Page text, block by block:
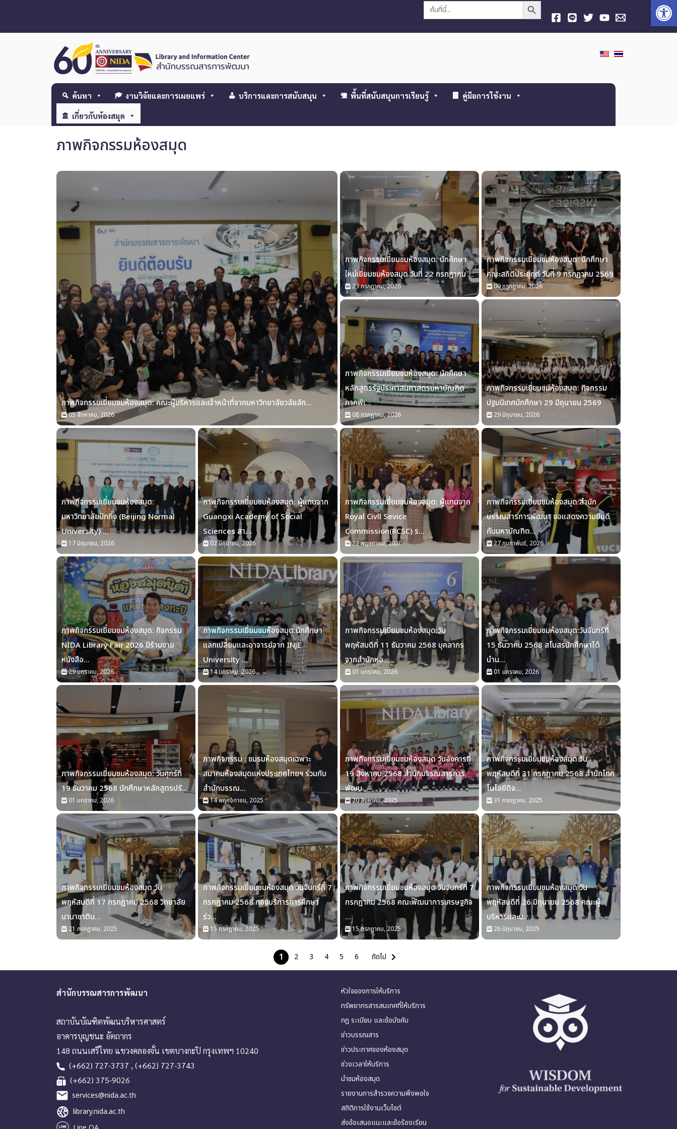
Search
ค้นหา งานวิจัยและการเผยแพร่ บริการและการสนับสนุน พื้นที่สนับสนุนการเรียนรู้ คู่มือการใช้งาน
เกี่ยวกับห้องสมุด
ภาพกิจกรรมห้องสมุด
ภาพกิจกรรมเยี่ยมชมห้องสมุด: คณะผู้บริหารและเจ้าหน้าที่จากมหาวิทยาลัยวลัยลัก...
05 สิงหาคม, 2026
ภาพกิจกรรมเยี่ยมชมห้องสมุด: นักศึกษา
ใหม่เยี่ยมชมห้องสมุด วันที่ 22 กรกฏาคม ...
23 กรกฎาคม, 2026
ภาพกิจกรรมเยี่ยมชมห้องสมุด: นักศึกษา
คณะสถิติประยุกต์ วันที่ 9 กรกฏาคม 2569
09 กรกฎาคม, 2026
ภาพกิจกรรมเยี่ยมชมห้องสมุด: นักศึกษา
หลักสูตรรัฐประศาสนศาสตรมหาบัณฑิต
ภาคพิเ...
08 กรกฎาคม, 2026
ภาพกิจกรรมเยี่ยมชมห้องสมุด: กิจกรรม
ปฐมนิเทศนักศึกษา 29 มิถุนายน 2569
29 มิถุนายน, 2026
ภาพกิจกรรมเยี่ยมชมห้องสมุด:
มหาวิทยาลัยปักกิ่ง (Beijing Normal
University) ...
17 มิถุนายน, 2026
ภาพกิจกรรมเยี่ยมชมห้องสมุด: ผู้แทนจาก
Guangxi Academy of Social
Sciences สา...
02 มิถุนายน, 2026
ภาพกิจกรรมเยี่ยมชมห้องสมุด: ผู้แทนจาก
Royal Civll Sevice
Commission(RCSC) ร...
22 พฤษภาคม, 2026
ภาพกิจกรรมเยี่ยมชมห้องสมุด:สำนัก
บรรณสารการพัฒนา ขอแสดงความยินดี
กับมหาบัณฑิต...
27 กุมภาพันธ์, 2026
ภาพกิจกรรมเยี่ยมชมห้องสมุด: กิจกรรม
NIDA Library Fair 2026 มีร้านขาย
หนังสือ...
29 มกราคม, 2026
ภาพกิจกรรมเยี่ยมชมห้องสมุด:นักศึกษา
แลกเปลี่ยนและอาจารย์จาก INJE
University ...
14 มกราคม, 2026
ภาพกิจกรรมเยี่ยมชมห้องสมุด:วัน
พฤหัสบดีที่ 11 ธันวาคม 2568 บุคลากร
จากสำนักหอ...
01 มกราคม, 2026
ภาพกิจกรรมเยี่ยมชมห้องสมุด:วันจันทร์ที่
15 ธันวาคม 2568 สโมสรนักศึกษาได้
นำน...
01 มกราคม, 2026
ภาพกิจกรรมเยี่ยมชมห้องสมุด: วันศุกร์ที่
19 ธันวาคม 2568 นักศึกษาหลักสูตรปรั...
01 มกราคม, 2026
ภาพกิจกรรม : ชมรมห้องสมุดเฉพาะ
สมาคมห้องสมุดแห่งประเทศไทยฯ ร่วมกับ
สำนักบรรณ...
14 พฤศจิกายน, 2025
ภาพกิจกรรมเยี่ยมชมห้องสมุด วันอังคารที่
19 สิงหาคม 2568 สำนักบรรณสารการ
พัฒน...
20 สิงหาคม, 2025
ภาพกิจกรรมเยี่ยมชมห้องสมุด วัน
พฤหัสบดีที่ 31 กรกฎาคม 2568 สำนักโทค
โนโลยีดิจ...
31 กรกฎาคม, 2025
ภาพกิจกรรมเยี่ยมชมห้องสมุด วัน
พฤหัสบดีที่ 17 กรกฎาคม 2568 วิทยาลัย
นานาชาติน...
21 กรกฎาคม, 2025
ภาพกิจกรรมเยี่ยมชมห้องสมุด วันจันทร์ที่ 7
กรกฎาคม 2568 กองบริการการศึกษา
ร่ว...
15 กรกฎาคม, 2025
ภาพกิจกรรมเยี่ยมชมห้องสมุด วันจันทร์ที่ 7
กรกฎาคม 2568 คณะพัฒนาการเศรษฐกิจ
...
15 กรกฎาคม, 2025
ภาพกิจกรรมเยี่ยมชมห้องสมุด วัน
พฤหัสบดีที่ 26 มิถุนายน 2568 คณะผู้
บริหารและบ...
26 มิถุนายน, 2025
1 2 3 4 5 6 ถัดไป
สำนักบรรณสารการพัฒนา
สถาบันบัณฑิตพัฒนบริหารศาสตร์
อาคารบุญชนะ อัตถากร
148 ถนนเสรีไทย แขวงคลองจั่น เขตบางกะปิ กรุงเทพฯ 10240
(+662) 727-3737 , (+662) 727-3743
(+662) 375-9026
services@nida.ac.th
library.nida.ac.th
หัวใจของการให้บริการ
ทรัพยากรสารสนเทศที่ให้บริการ
กฎ ระเบียบ และข้อบังคับ
ข่าวบรรณสาร
ข่าวประกาศของห้องสมุด
ช่วงเวลาให้บริการ
นำชมห้องสมุด
รายงานการสำรวจความพึงพอใจ
สถิติการใช้งานเว็บไซต์
ส่งข้อเสนอแนะและข้อร้องเรียน